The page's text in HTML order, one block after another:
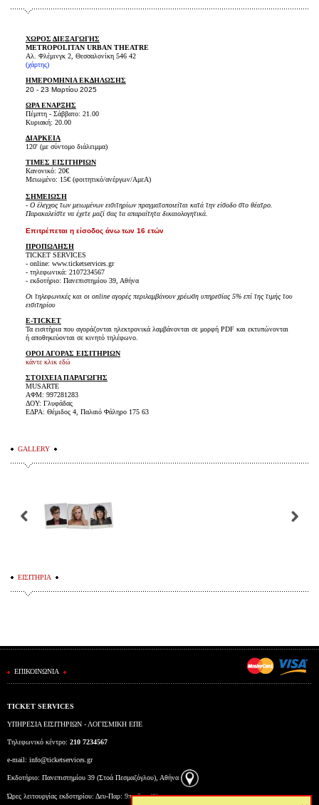
ΧΩΡΟΣ ΔΙΕΞΑΓΩΓΗΣ
METROPOLITAN URBAN THEATRE
Αλ. Φλέμινγκ 2, Θεσσαλονίκη 546 42
(χάρτης)
ΗΜΕΡΟΜΗΝΙΑ ΕΚΔΗΛΩΣΗΣ
20 - 23 Μαρτίου 2025
ΩΡΑ ΕΝΑΡΞΗΣ
Πέμπτη - Σάββατο: 21.00
Κυριακή: 20.00
ΔΙΑΡΚΕΙΑ
120' (με σύντομο διάλειμμα)
ΤΙΜΕΣ ΕΙΣΙΤΗΡΙΩΝ
Κανονικό: 20€
Μειωμένο: 15€ (φοιτητικό/ανέργων/ΑμεΑ)
ΣΗΜΕΙΩΣΗ
- Ο έλεγχος των μειωμένων εισιτηρίων πραγματοποιείται κατά την είσοδο στο θέατρο.
Παρακαλείστε να έχετε μαζί σας τα απαραίτητα δικαιολογητικά.
Επιτρέπεται η είσοδος άνω των 16 ετών
ΠΡΟΠΩΛΗΣΗ
TICKET SERVICES
- online: www.ticketservices.gr
- τηλεφωνικά: 2107234567
- εκδοτήριο: Πανεπιστημίου 39, Αθήνα
Οι τηλεφωνικές και οι online αγορές περιλαμβάνουν χρέωση υπηρεσίας 5% επί της τιμής του
εισιτηρίου
E-TICKET
Τα εισιτήρια που αγοράζονται ηλεκτρονικά λαμβάνονται σε μορφή PDF και εκτυπώνονται
ή αποθηκεύονται σε κινητό τηλέφωνο.
ΟΡΟΙ ΑΓΟΡΑΣ ΕΙΣΙΤΗΡΙΩΝ
κάντε κλικ εδώ
ΣΤΟΙΧΕΙΑ ΠΑΡΑΓΩΓΗΣ
MUSARTE
ΑΦΜ: 997281283
ΔΟΥ: Γλυφάδας
ΕΔΡΑ: Θέμιδος 4, Παλαιό Φάληρο 175 63
GALLERY
ΕΙΣΙΤΗΡΙΑ
ΕΠΙΚΟΙΝΩΝΙΑ
TICKET SERVICES
ΥΠΗΡΕΣΙΑ ΕΙΣΙΤΗΡΙΩΝ - ΛΟΓΙΣΜΙΚΗ ΕΠΕ
Τηλεφωνικό κέντρο: 210 7234567
e-mail: info@ticketservices.gr
Εκδοτήριο: Πανεπιστημίου 39 (Στοά Πεσμαζόγλου), Αθήνα
Ώρες λειτουργίας εκδοτηρίου: Δευ-Παρ: 9πμ-5μμ (*)